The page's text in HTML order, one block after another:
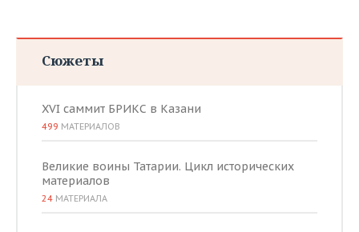
Сюжеты
XVI саммит БРИКС в Казани
499 МАТЕРИАЛОВ
Великие воины Татарии. Цикл исторических
материалов
24 МАТЕРИАЛА